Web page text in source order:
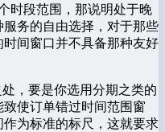
时段范围，那说明处于晚
务的自由选择，对于那些
间窗口并不具备那种友好
，要是你选用分期之类的
使订单错过时间范围窗
为标准的标尺，这就要求